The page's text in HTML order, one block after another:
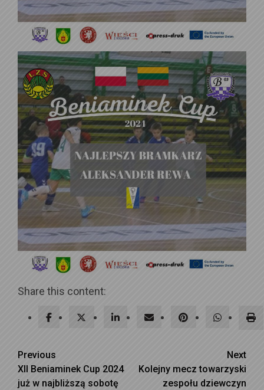
Share this content:
Continue
Reading
Previous
XII Beniaminek Cup 2024
już w najbliższą sobotę
Next
Kolejny mecz towarzyski
zespołu dziewczyn